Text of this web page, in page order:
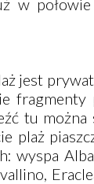
w
jest
tu można
plaż
wyspa